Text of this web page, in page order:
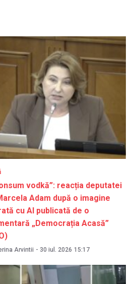
vodkă”: reacția deputatei
Adam după o imagine
cu AI publicată de o
„Democrația Acasă”
Arvintii - 30 iul. 2026 15:17